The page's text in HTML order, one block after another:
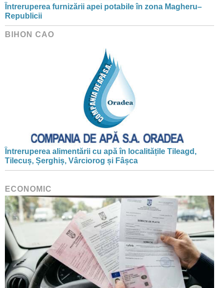
Întreruperea furnizării apei potabile în zona Magheru–
Republicii
BIHON CAO
Întreruperea alimentării cu apă în localitățile Tileagd,
Tilecuș, Șerghiș, Vârciorog și Fâșca
ECONOMIC